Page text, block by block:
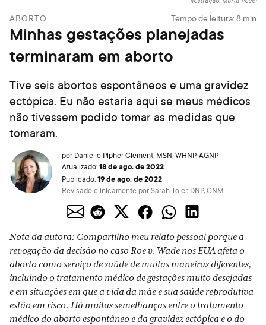
ABORTO Tempo de leitura: 8 min
Minhas gestações planejadas
terminaram em aborto
Tive seis abortos espontâneos e uma gravidez
ectópica. Eu não estaria aqui se meus médicos
não tivessem podido tomar as medidas que
tomaram.
por Danielle Pipher Clement, MSN, WHNP, AGNP
Atualizado:18 de ago. de 2022
Publicado:19 de ago. de 2022
Revisado clinicamente porSarah Toler, DNP, CNM
Nota da autora: Compartilho meu relato pessoal porque a
revogação da decisão no caso Roe v. Wade nos EUA afeta o
aborto como serviço de saúde de muitas maneiras diferentes,
incluindo o tratamento médico de gestações muito desejadas
e em situações em que a vida da mãe e sua saúde reprodutiva
estão em risco. Há muitas semelhanças entre o tratamento
médico do aborto espontâneo e da gravidez ectópica e o do